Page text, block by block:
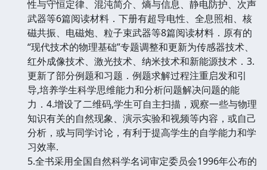
性与守恒定律、混沌简介、熵与信息、静电防护、次声
武器等6篇阅读材料．下册有超导电性、全息照相、核
磁共振、电磁炮、粒子束武器等8篇阅读材料．原有的
“现代技术的物理基础”专题调整和更新为传感器技术、
红外成像技术、激光技术、纳米技术和新能源技术．3.
更新了部分例题和习题．例题求解过程注重启发和引
导,培养学生科学思维能力和分析问题解决问题的能
力．4.增设了二维码,学生可自主扫描，观察一些与物理
知识有关的自然现象、演示实验和视频等内容，或自己
分析，或与同学讨论，有利于提高学生的自学能力和学
习效率.
5.全书采用全国自然科学名词审定委员会1996年公布的